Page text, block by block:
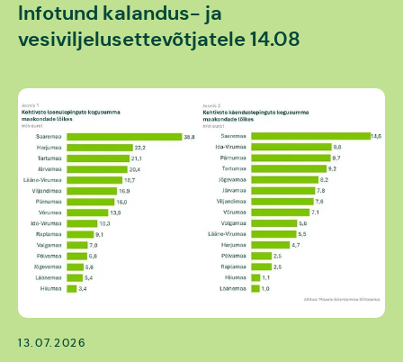
Infotund kalandus- ja
vesiviljelusettevõtjatele 14.08
13.07.2026